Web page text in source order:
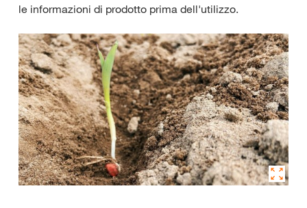
le informazioni di prodotto prima dell'utilizzo.